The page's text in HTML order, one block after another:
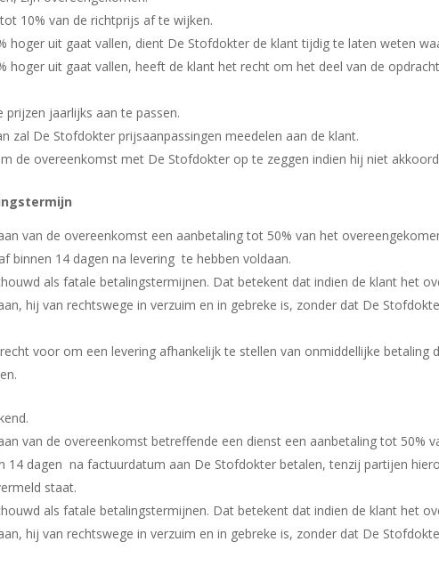
10% van de richtprijs af te wijken.
hoger uit gaat vallen, dient De Stofdokter de klant tijdig te laten weten
hoger uit gaat vallen, heeft de klant het recht om het deel van de
jaarlijks aan te passen.
zal De Stofdokter prijsaanpassingen meedelen aan de klant.
de overeenkomst met De Stofdokter op te zeggen indien hij niet
van de overeenkomst een aanbetaling tot 50% van het
binnen 14 dagen na levering te hebben voldaan.
als fatale betalingstermijnen. Dat betekent dat indien de klant het
hij van rechtswege in verzuim en in gebreke is, zonder dat De
voor om een levering afhankelijk te stellen van onmiddellijke betaling
van de overeenkomst betreffende een dienst een aanbetaling tot 50%
14 dagen na factuurdatum aan De Stofdokter betalen, tenzij partijen
staat.
als fatale betalingstermijnen. Dat betekent dat indien de klant het
hij van rechtswege in verzuim en in gebreke is, zonder dat De